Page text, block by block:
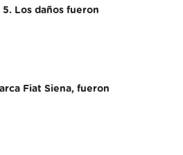
Los daños fueron
Fiat Siena, fueron